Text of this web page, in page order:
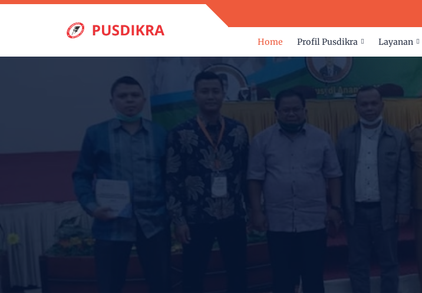
Home Profil Pusdikra Layanan